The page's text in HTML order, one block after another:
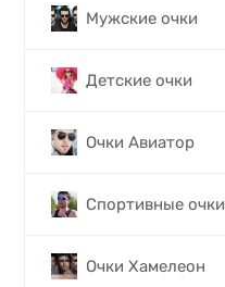
Мужские очки
Детские очки
Очки Авиатор
Спортивные очки
Очки Хамелеон